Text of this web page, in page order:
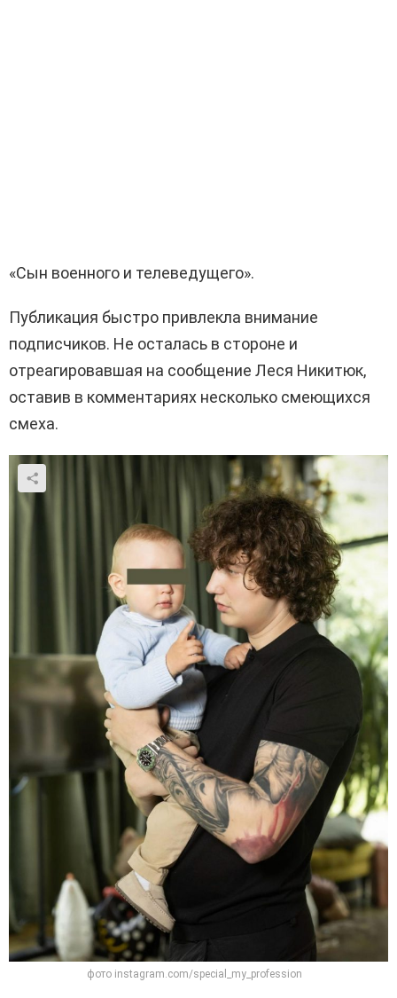
«Сын военного и телеведущего».
Публикация быстро привлекла внимание
подписчиков. Не осталась в стороне и
отреагировавшая на сообщение Леся Никитюк,
оставив в комментариях несколько смеющихся
смеха.
фото instagram.com/special_my_profession